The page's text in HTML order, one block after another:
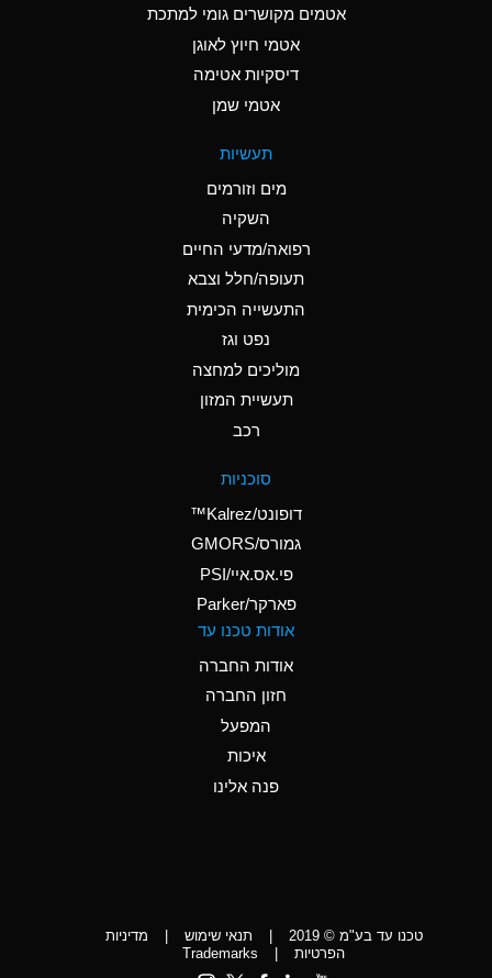
Ammonia Anhydrous
C
Ammonia Gas (cold)
A
Ammonia Gas (hot)
Ammonium Hydroxide
A
Ammonium Nitrate
Ammonium Nitrite
Ammonium Persulfate
Ammonium Phosphate
A
Ammonium Sulfate
*
Amyl Acetate (Banana
Aniline
D
אטמים מקושרים גומי למתכת
אטמי חיוץ לאוגן
דיסקיות אטימה
אטמי שמן
תעשיות
מים וזורמים
השקיה
רפואה/מדעי החיים
תעופה/חלל וצבא
התעשייה הכימית
נפט וגז
מוליכים למחצה
תעשיית המזון
רכב
סוכניות
דופונט/Kalrez™
גמורס/GMORS
פי.אס.איי/PSI
פארקר/Parker
אודות טכנו עד
אודות החברה
חזון החברה
המפעל
איכות
פנה אלינו
טכנו עד בע"מ © 2019 | תנאי שימוש |
מדיניות
הפרטיות
|
Trademarks